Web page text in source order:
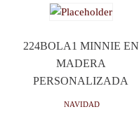
224BOLA1 MINNIE EN
MADERA
PERSONALIZADA
NAVIDAD